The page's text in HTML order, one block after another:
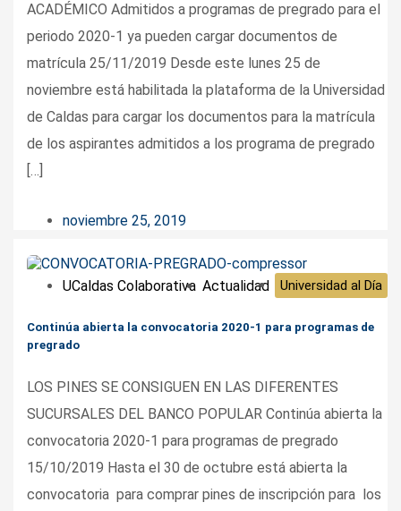
ACADÉMICO Admitidos a programas de pregrado para el
periodo 2020-1 ya pueden cargar documentos de
matrícula 25/11/2019 Desde este lunes 25 de
noviembre está habilitada la plataforma de la Universidad
de Caldas para cargar los documentos para la matrícula
de los aspirantes admitidos a los programa de pregrado
[…]
noviembre 25, 2019
UCaldas Colaborativa Actualidad Universidad al Día
Continúa abierta la convocatoria 2020-1 para programas de
pregrado
LOS PINES SE CONSIGUEN EN LAS DIFERENTES
SUCURSALES DEL BANCO POPULAR Continúa abierta la
convocatoria 2020-1 para programas de pregrado
15/10/2019 Hasta el 30 de octubre está abierta la
convocatoria para comprar pines de inscripción para los